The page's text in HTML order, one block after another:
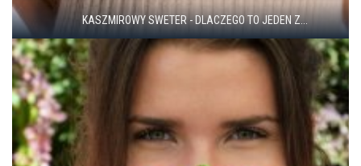
KASZMIROWY SWETER - DLACZEGO TO JEDEN Z...